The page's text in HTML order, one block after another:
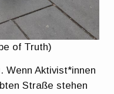
of Truth)
Wenn Aktivist*innen
Straße stehen